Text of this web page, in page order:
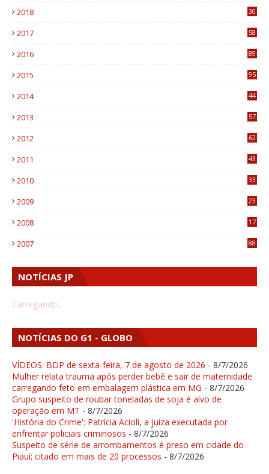
2018
30
2017
58
2016
89
2015
95
2014
44
2013
57
2012
62
2011
43
2010
33
2009
23
2008
17
2007 88
NOTÍCIAS JP
Carregando...
NOTÍCIAS DO G1 - GLOBO
VÍDEOS: BDP de sexta-feira, 7 de agosto de 2026 - 8/7/2026
Mulher relata trauma após perder bebê e sair de maternidade
carregando feto em embalagem plástica em MG - 8/7/2026
Grupo suspeito de roubar toneladas de soja é alvo de
operação em MT - 8/7/2026
'História do Crime': Patrícia Acioli, a juíza executada por
enfrentar policiais criminosos - 8/7/2026
Suspeito de série de arrombamentos é preso em cidade do
Piauí; citado em mais de 20 processos - 8/7/2026